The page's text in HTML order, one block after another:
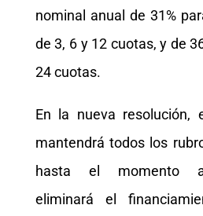
nominal anual de 31%
de 3, 6 y 12 cuotas, y de
24 cuotas.
En la nueva resolución,
mantendrá todos los
hasta el momento
eliminará el